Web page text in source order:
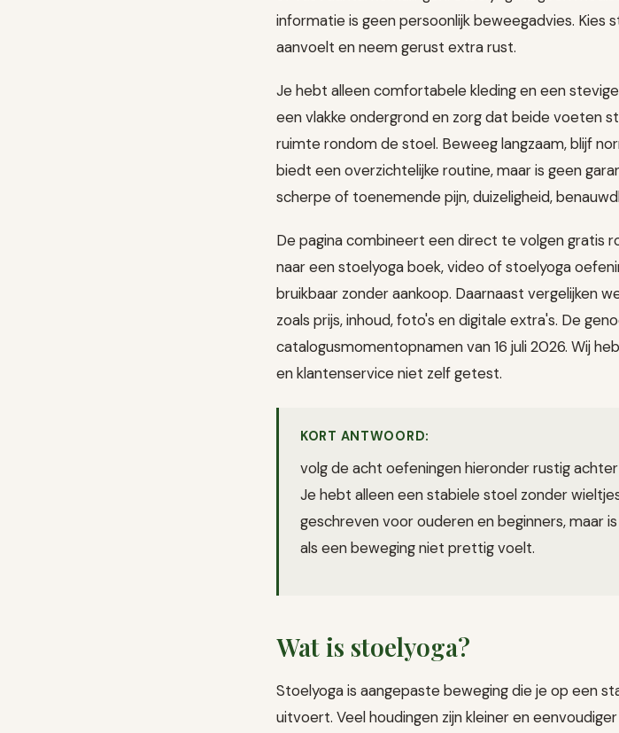
informatie is geen persoonlijk beweegadvies.
aanvoelt en neem gerust extra rust.
Je hebt alleen comfortabele kleding en een
een vlakke ondergrond en zorg dat beide voeten
ruimte rondom de stoel. Beweeg langzaam, blijf
biedt een overzichtelijke routine, maar is geen
scherpe of toenemende pijn, duizeligheid,
De pagina combineert een direct te volgen gratis
naar een stoelyoga boek, video of stoelyoga
bruikbaar zonder aankoop. Daarnaast vergelijken
zoals prijs, inhoud, foto's en digitale extra's. De
catalogusmomentopnamen van 16 juli 2026. Wij
en klantenservice niet zelf getest.
KORT ANTWOORD:
volg de acht oefeningen hieronder rustig
Je hebt alleen een stabiele stoel zonder
geschreven voor ouderen en beginners, maar
als een beweging niet prettig voelt.
Wat is stoelyoga?
Stoelyoga is aangepaste beweging die je op een
uitvoert. Veel houdingen zijn kleiner en